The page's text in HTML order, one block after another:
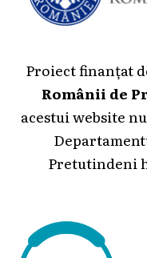
Proiect finanțat
Românii de
acestui website
Pretutindeni